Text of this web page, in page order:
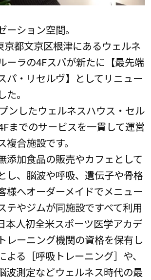
ション空間。
京都文京区根津にあるウェルネ
ーラの4Fスパが新たに【最先端
パ・リセルヴ】としてリニュー
。
ンしたウェルネスハウス・セル
までのサービスを一貫して運営
合施設です。
添加食品の販売やカフェとして
し、脳波や呼吸、遺伝子や骨格
様へオーダーメイドでメニュー
テやジムが同施設ですべて利用
本人初全米スポーツ医学アカデ
レーニング機関の資格を保有し
よる［呼吸トレーニング］や、
波測定などウェルネス時代の最